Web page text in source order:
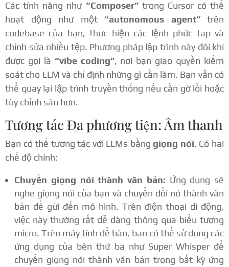
Các tính năng như “Composer”trong Cursor có thể
hoạt động như một “autonomous agent”trên
codebase của bạn, thực hiện các lệnh phức tạp và
chỉnh sửa nhiều tệp. Phương pháp lập trình này đôi khi
được gọi là “vibe coding”, nơi bạn giao quyền kiểm
soát cho LLM và chỉ định những gì cần làm. Bạn vẫn có
thể quay lại lập trình truyền thống nếu cần gỡ lỗi hoặc
tùy chỉnh sâu hơn.
Tương tác Đa phương tiện: Âm thanh
Bạn có thể tương tác với LLMs bằng giọng nói. Có hai
chế độ chính:
Chuyển giọng nói thành văn bản: Ứng dụng sẽ
nghe giọng nói của bạn và chuyển đổi nó thành văn
bản để gửi đến mô hình. Trên điện thoại di động,
việc này thường rất dễ dàng thông qua biểu tượng
micro. Trên máy tính để bàn, bạn có thể sử dụng các
ứng dụng của bên thứ ba như Super Whisper để
chuyển giọng nói thành văn bản trong bất kỳ ứng